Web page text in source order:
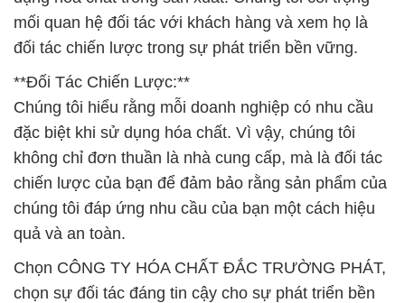
quả và an toàn.
Chọn CÔNG TY HÓA CHẤT ĐẮC TRƯỜNG PHÁT,
chọn sự đối tác đáng tin cậy cho sự phát triển bền
vững của bạn.
# Phân phối và bán KCL _ KCL Dạng Hạt K DRILL
Đức
# Cty chuyên cung ứng § bán KCL _ KCL Dạng Hạt
K DRILL Đức
# Nơi chuyên phân phối ⌡ cung cấp KCL _ KCL
Dạng Hạt K DRILL Đức
# Địa chỉ chuyên phân phối ß bán KCL _ KCL Dạng